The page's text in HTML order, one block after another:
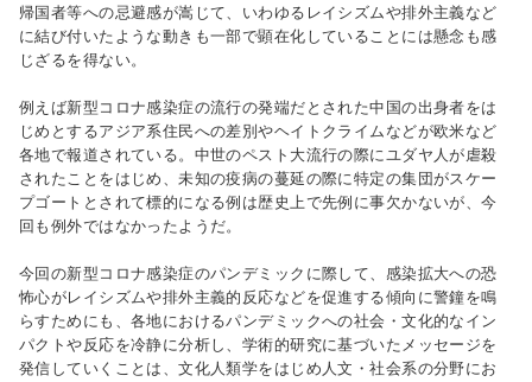
帰国者等への忌避感が嵩じて、いわゆるレイシズムや排外主義など
に結び付いたような動きも一部で顕在化していることには懸念も感
じざるを得ない。
例えば新型コロナ感染症の流行の発端だとされた中国の出身者をは
じめとするアジア系住民への差別やヘイトクライムなどが欧米など
各地で報道されている。中世のペスト大流行の際にユダヤ人が虐殺
されたことをはじめ、未知の疫病の蔓延の際に特定の集団がスケー
プゴートとされて標的になる例は歴史上で先例に事欠かないが、今
回も例外ではなかったようだ。
今回の新型コロナ感染症のパンデミックに際して、感染拡大への恐
怖心がレイシズムや排外主義的反応などを促進する傾向に警鐘を鳴
らすためにも、各地におけるパンデミックへの社会・文化的なイン
パクトや反応を冷静に分析し、学術的研究に基づいたメッセージを
発信していくことは、文化人類学をはじめ人文・社会系の分野にお